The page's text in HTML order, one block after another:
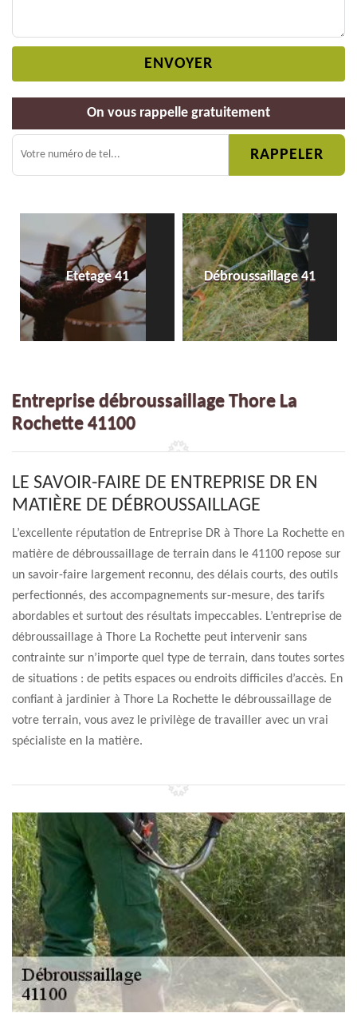
On vous rappelle gratuitement
Etetage 41 Débroussaillage 41
Entreprise débroussaillage Thore La
Rochette 41100
LE SAVOIR-FAIRE DE ENTREPRISE DR EN
MATIÈRE DE DÉBROUSSAILLAGE
L’excellente réputation de Entreprise DR à Thore La Rochette en
matière de débroussaillage de terrain dans le 41100 repose sur
un savoir-faire largement reconnu, des délais courts, des outils
perfectionnés, des accompagnements sur-mesure, des tarifs
abordables et surtout des résultats impeccables. L’entreprise de
débroussaillage à Thore La Rochette peut intervenir sans
contrainte sur n’importe quel type de terrain, dans toutes sortes
de situations : de petits espaces ou endroits difficiles d’accès. En
confiant à jardinier à Thore La Rochette le débroussaillage de
votre terrain, vous avez le privilège de travailler avec un vrai
spécialiste en la matière.